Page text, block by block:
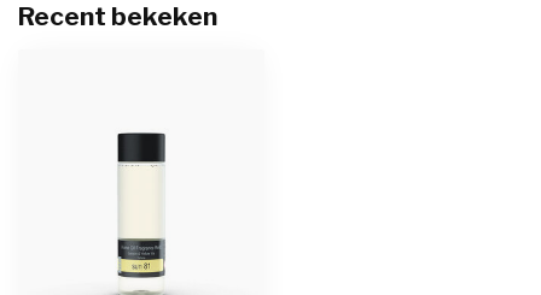
Recent bekeken